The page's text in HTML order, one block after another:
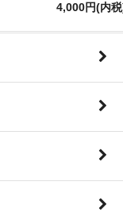
4,000円(内